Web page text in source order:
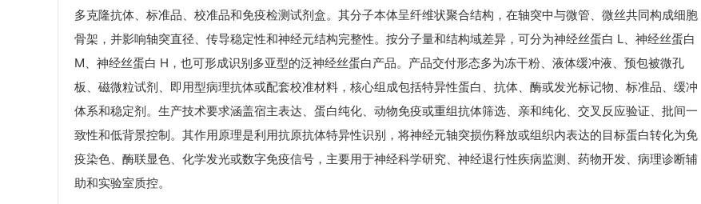
多克隆抗体、标准品、校准品和免疫检测试剂盒。其分子本体呈纤维状聚合结构，在轴突中与微管、微丝共同构成细胞
骨架，并影响轴突直径、传导稳定性和神经元结构完整性。按分子量和结构域差异，可分为神经丝蛋白 L、神经丝蛋白
M、神经丝蛋白 H，也可形成识别多亚型的泛神经丝蛋白产品。产品交付形态多为冻干粉、液体缓冲液、预包被微孔
板、磁微粒试剂、即用型病理抗体或配套校准材料，核心组成包括特异性蛋白、抗体、酶或发光标记物、标准品、缓冲
体系和稳定剂。生产技术要求涵盖宿主表达、蛋白纯化、动物免疫或重组抗体筛选、亲和纯化、交叉反应验证、批间一
致性和低背景控制。其作用原理是利用抗原抗体特异性识别，将神经元轴突损伤释放或组织内表达的目标蛋白转化为免
疫染色、酶联显色、化学发光或数字免疫信号，主要用于神经科学研究、神经退行性疾病监测、药物开发、病理诊断辅
助和实验室质控。